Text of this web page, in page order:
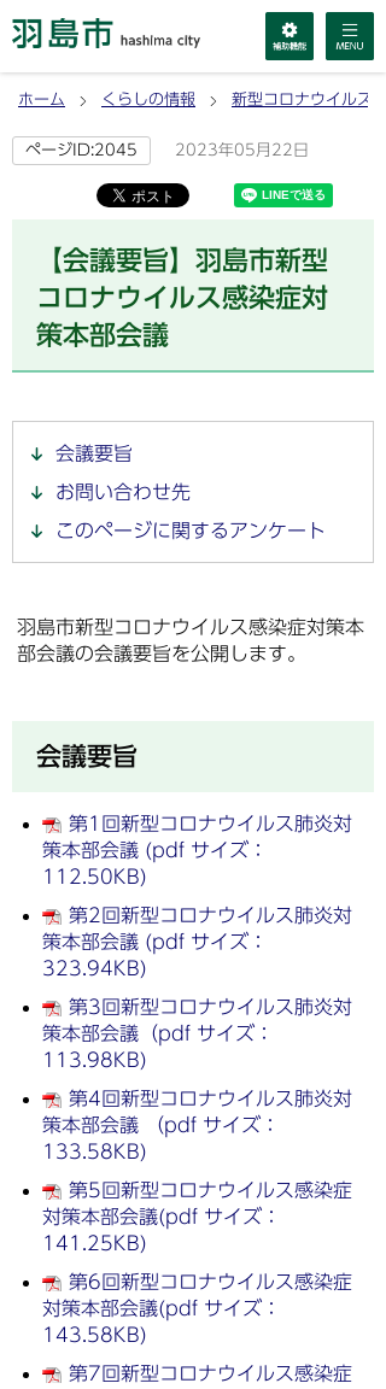
ホーム くらしの情報 新型コロナウイルス感
ページID:2045 2023年05月22日
【会議要旨】羽島市新型
コロナウイルス感染症対
策本部会議
会議要旨
お問い合わせ先
このページに関するアンケート
羽島市新型コロナウイルス感染症対策本
部会議の会議要旨を公開します。
会議要旨
第1回新型コロナウイルス肺炎対
策本部会議 (pdf サイズ：
112.50KB)
第2回新型コロナウイルス肺炎対
策本部会議 (pdf サイズ：
323.94KB)
第3回新型コロナウイルス肺炎対
策本部会議（pdf サイズ：
113.98KB)
第4回新型コロナウイルス肺炎対
策本部会議 （pdf サイズ：
133.58KB)
第5回新型コロナウイルス感染症
対策本部会議(pdf サイズ：
141.25KB)
第6回新型コロナウイルス感染症
対策本部会議(pdf サイズ：
143.58KB)
第7回新型コロナウイルス感染症